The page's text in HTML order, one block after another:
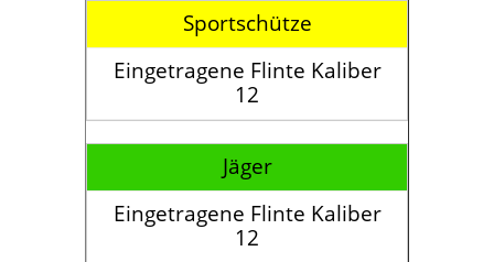
Sportschütze
Eingetragene Flinte Kaliber
12
Jäger
Eingetragene Flinte Kaliber
12